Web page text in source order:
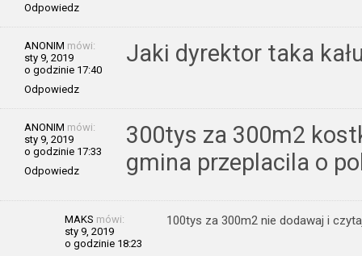
Odpowiedz
ANONIM mówi:
sty 9, 2019
o godzinie 17:40
Odpowiedz
Jaki dyrektor taka
ANONIM mówi:
sty 9, 2019
o godzinie 17:33
Odpowiedz
300tys za 300m2
gmina przeplacila o
MAKS mówi:
sty 9, 2019
o godzinie 18:23
100tys za 300m2 nie dodawaj i